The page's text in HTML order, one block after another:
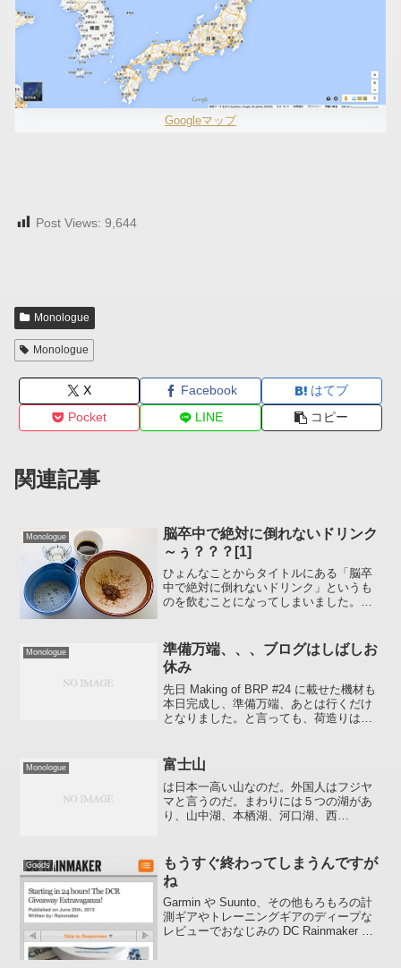
Googleマップ
Post Views: 9,644
Monologue
Monologue
X Facebook
はてブ
Pocket
LINE コピー
関連記事
Monologue
脳卒中で絶対に倒れないドリンク
～ぅ？？？[1]
ひょんなことからタイトルにある「脳卒
中で絶対に倒れないドリンク」というも
のを飲むことになってしまいました。か
n: 「しかたねーなぁー」 とレシピに手を
のばしたとこ...
Monologue
準備万端、、、ブログはしばしお
休み
先日 Making of BRP #24 に載せた機材も
本日完成し、準備万端、あとは行くだけ
となりました。と言っても、荷造りはこ
ャレンジもするのでいつも持っていく
必...
Monologue 富士山
は日本一高い山なのだ。外国人はフジヤ
マと言うのだ。まわりには５つの湖があ
り、山中湖、本栖湖、河口湖、西
た。そうだったそうだった。脳みそがま
たまた一部欠落(￣_￣|||)ち...
Goods
もうすぐ終わってしまうんですが
ね
Garmin や Suunto、その他もろもろの計
測ギアやトレーニングギアのディープな
レビューでおなじみの DC Rainmaker で